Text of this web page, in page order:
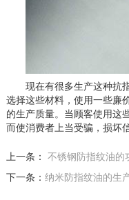
现在有很多生产这种抗
选择这些材料，使用一些廉
的生产质量。当顾客使用这
而使消费者上当受骗，损坏
上一条： 不锈钢防指纹油的
下一条： 纳米防指纹油的生